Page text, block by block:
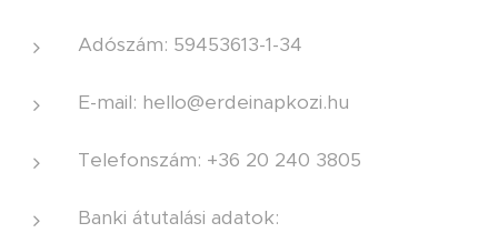
Adószám: 59453613-1-34
E-mail: hello@erdeinapkozi.hu
Telefonszám: +36 20 240 3805
Banki átutalási adatok: